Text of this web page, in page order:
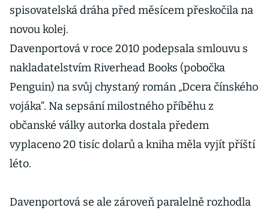
spisovatelská dráha před měsícem přeskočila na
novou kolej.
Davenportová v roce 2010 podepsala smlouvu s
nakladatelstvím Riverhead Books (pobočka
Penguin) na svůj chystaný román „Dcera čínského
vojáka“. Na sepsání milostného příběhu z
občanské války autorka dostala předem
vyplaceno 20 tisíc dolarů a kniha měla vyjít příští
léto.
Davenportová se ale zároveň paralelně rozhodla